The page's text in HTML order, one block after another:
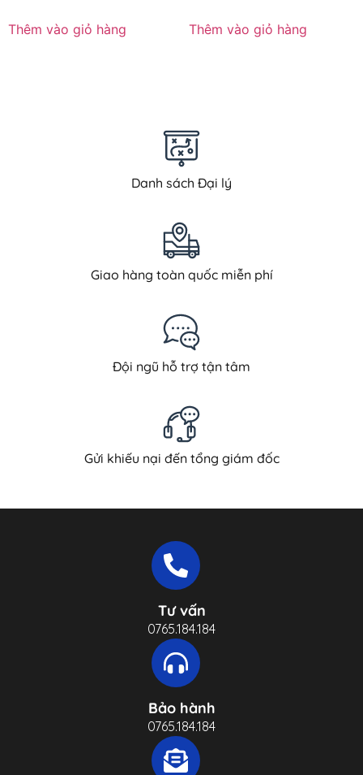
Thêm vào giỏ hàng Thêm vào giỏ hàng
Danh sách Đại lý
Giao hàng toàn quốc miễn phí
Đội ngũ hỗ trợ tận tâm
Gửi khiếu nại đến tổng giám đốc
Tư vấn
0765.184.184
Bảo hành
0765.184.184